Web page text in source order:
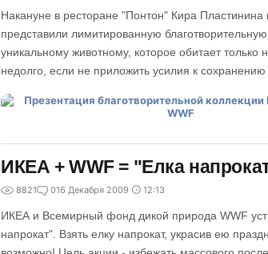
Накануне в ресторане "Понтон" Кира
представили лимитированную
уникальному животному, которое обитает
недолго, если не приложить усилия к
ИКЕА + WWF = "Елка
8821 016 Декабря 2009 12:13
ИКЕА и Всемирный фонд дикой природа WWF
напрокат". Взять елку напрокат, украсив ею